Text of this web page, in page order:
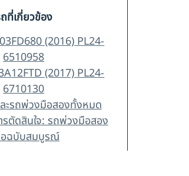
ที่เกี่ยวข้อง
(2016) PL24-
6510958
(2017) PL24-
6710130
ะรถพ่วงมือสองทั้งหมด
ตัดสินใจ: รถพ่วงมือสอง
ฉบับสมบูรณ์